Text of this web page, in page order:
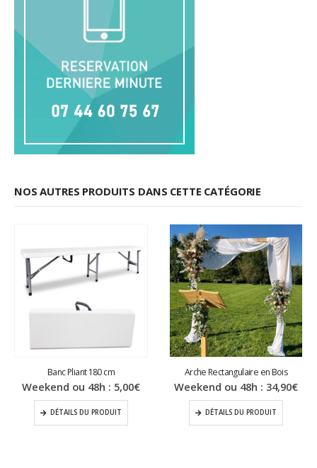
NOS AUTRES PRODUITS DANS CETTE CATÉGORIE
Banc Pliant 180 cm
Weekend ou 48h : 5,00€
DÉTAILS DU PRODUIT
Arche Rectangulaire en Bois
Weekend ou 48h : 34,90€
DÉTAILS DU PRODUIT